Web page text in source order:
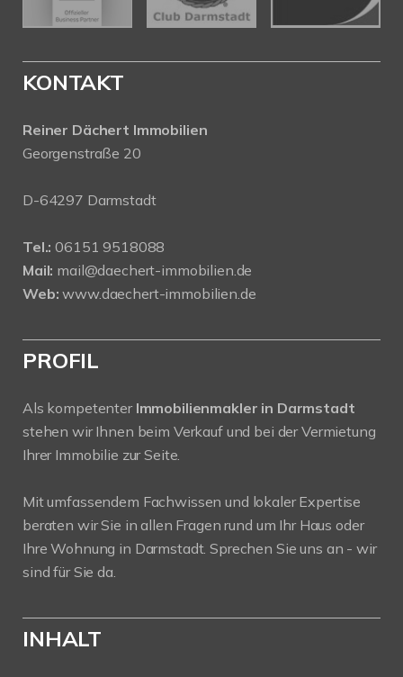
KONTAKT
Reiner Dächert Immobilien
Georgenstraße 20
D-64297 Darmstadt
Tel.: 06151 9518088
Mail: mail@daechert-immobilien.de
Web: www.daechert-immobilien.de
PROFIL
Als kompetenter Immobilienmakler in Darmstadt
stehen wir Ihnen beim Verkauf und bei der Vermietung
Ihrer Immobilie zur Seite.
Mit umfassendem Fachwissen und lokaler Expertise
beraten wir Sie in allen Fragen rund um Ihr Haus oder
Ihre Wohnung in Darmstadt. Sprechen Sie uns an - wir
sind für Sie da.
INHALT